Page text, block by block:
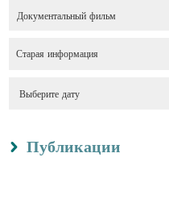
Документальный фильм
Старая информация
Публикации